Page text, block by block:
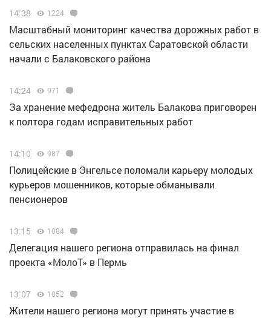
14:38 1224
Масштабный мониторинг качества дорожных работ в
сельских населенных пунктах Саратовской области
начали с Балаковского района
14:24 971
За хранение мефедрона житель Балакова приговорен
к полтора годам исправительных работ
14:10 987
Полицейские в Энгельсе поломали карьеру молодых
курьеров мошенников, которые обманывали
пенсионеров
13:15 1084
Делегация нашего региона отправилась на финал
проекта «МолоТ» в Пермь
13:07 1052
Жители нашего региона могут принять участие в